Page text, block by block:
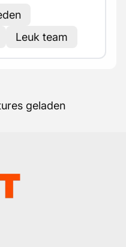
Leuk team
geladen